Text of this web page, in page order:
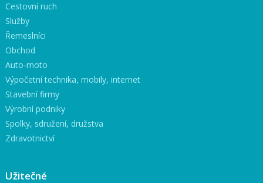
Cestovní ruch
Služby
Řemeslníci
Obchod
Auto-moto
Výpočetní technika, mobily, internet
Stavební firmy
Výrobní podniky
Spolky, sdružení, družstva
Zdravotnictví
Užitečné